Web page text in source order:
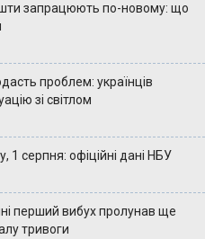
запрацюють по-новому: що
проблем: українців
зі світлом
1 серпня: офіційні дані НБУ
перший вибух пролунав ще
тривоги